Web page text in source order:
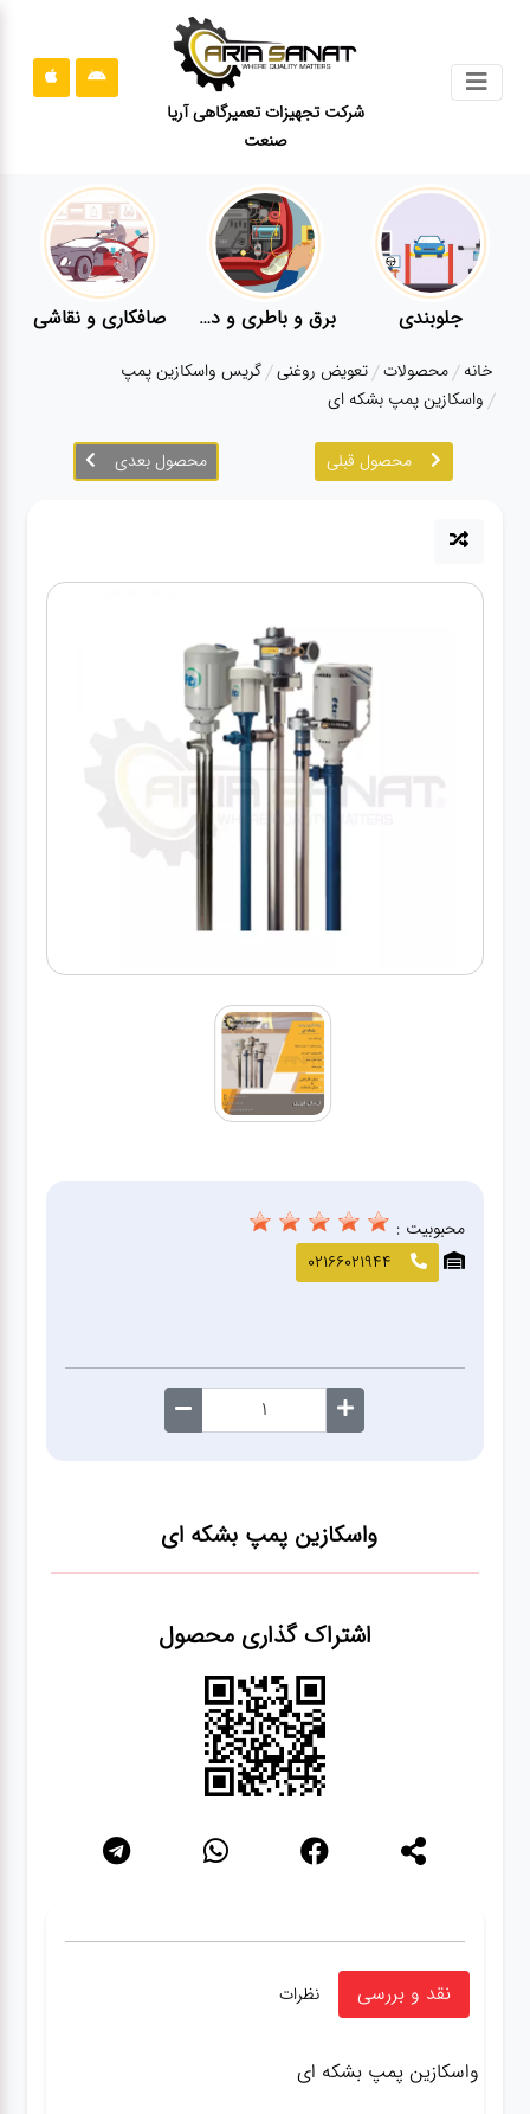
شرکت تجهیزات تعمیرگاهی آریا
صنعت
قوانین
سایت
ارتباط
درباره
ما
آپاراتی
دیاگ
لوازم
معاینه
جلوبندی برق و باطری و دیاگ صافکاری و نقاشی
خانه محصولات تعویض روغنی گریس واسکازین پمپ
واسکازین پمپ بشکه ای
محصول قبلی محصول بعدی
واسکازین پمپ بشکه ای
اشتراک گذاری محصول
محبوبیت :
02166021944
نقد و بررسی نظرات
واسکازین پمپ بشکه ای